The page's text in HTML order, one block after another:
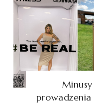
Minusy
prowadzenia